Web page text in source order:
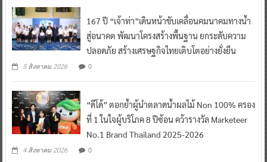
167 ปี “เจ้าท่า”เดินหน้าขับเคลื่อนคมนาคมทางน้ำ
สู่อนาคต พัฒนาโครงสร้างพื้นฐาน ยกระดับความ
ปลอดภัย สร้างเศรษฐกิจไทยเติบโตอย่างยั่งยืน
5 สิงหาคม 2026 0
“ดีโด้” ตอกย้ำผู้นำตลาดน้ำผลไม้ Non 100% ครอง
ที่ 1 ในใจผู้บริโภค 8 ปีซ้อน คว้ารางวัล Marketeer
No.1 Brand Thailand 2025-2026
4 สิงหาคม 2026 0